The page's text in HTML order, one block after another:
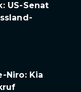
US-Senat
Niro: Kia